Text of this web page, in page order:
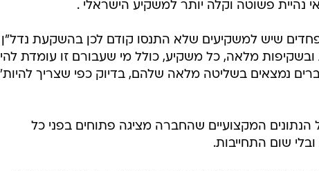
נהיית פשוטה וקלה יותר למשקיע הישראלי .
שיש למשקיעים שלא התנסו קודם לכן בהשקעת נדל"ן
מלאה, כל משקיע, כולל מי שעבורם זו עומדת
נמצאים בשליטה מלאה שלהם, בדיוק כפי שצריך
הנתונים המקצועיים שהחברה מציגה פתוחים בפני כל
שום התחייבות.